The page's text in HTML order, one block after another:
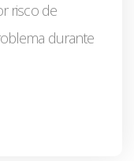
risco de
durante